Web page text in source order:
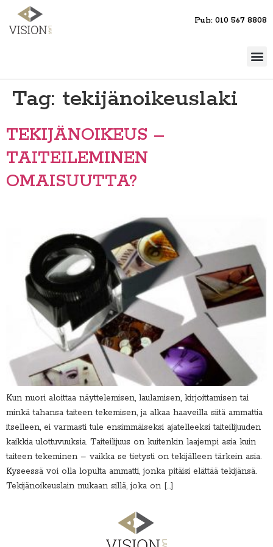
Puh: 010 567 8808
Tag: tekijänoikeuslaki
TEKIJÄNOIKEUS –
TAITEILEMINEN
OMAISUUTTA?
Kun nuori aloittaa näyttelemisen, laulamisen, kirjoittamisen tai
minkä tahansa taiteen tekemisen, ja alkaa haaveilla siitä ammattia
itselleen, ei varmasti tule ensimmäiseksi ajatelleeksi taiteilijuuden
kaikkia ulottuvuuksia. Taiteilijuus on kuitenkin laajempi asia kuin
taiteen tekeminen – vaikka se tietysti on tekijälleen tärkein asia.
Kyseessä voi olla lopulta ammatti, jonka pitäisi elättää tekijänsä.
Tekijänoikeuslain mukaan sillä, joka on […]